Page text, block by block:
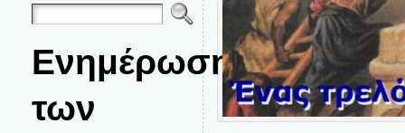
Ενημέρωση
των